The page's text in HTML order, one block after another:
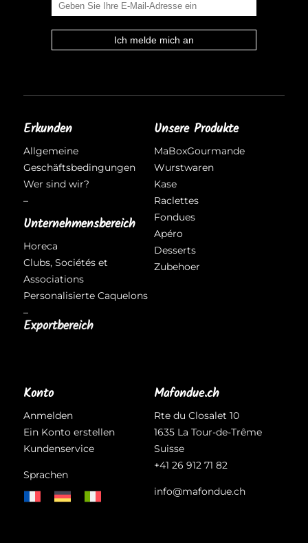
Erkunden
Allgemeine
Geschäftsbedingungen
Wer sind wir?
–
Unternehmensbereich
Horeca
Clubs, Sociétés et
Associations
Personalisierte Caquelons
–
Exportbereich
Unsere Produkte
MaBoxGourmande
Wurstwaren
Kase
Raclettes
Fondues
Apéro
Desserts
Zubehoer
Konto
Anmelden
Ein Konto erstellen
Kundenservice
Sprachen
Mafondue.ch
Rte du Closalet 10
1635 La Tour-de-Trême
Suisse
+41 26 912 71 82
info@mafondue.ch